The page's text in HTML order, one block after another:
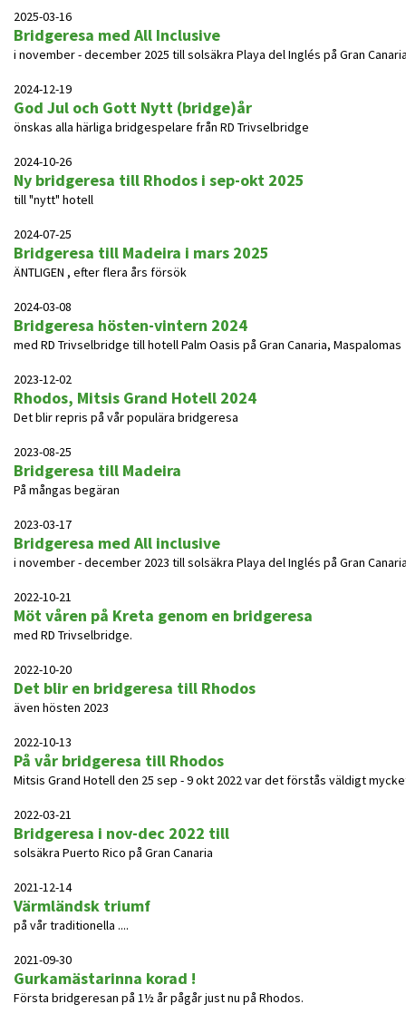
2025-03-16
Bridgeresa med All Inclusive
i november - december 2025 till solsäkra Playa del Inglés på Gran
2024-12-19
God Jul och Gott Nytt (bridge)år
önskas alla härliga bridgespelare från RD Trivselbridge
2024-10-26
Ny bridgeresa till Rhodos i sep-okt 2025
till "nytt" hotell
2024-07-25
Bridgeresa till Madeira i mars 2025
ÄNTLIGEN , efter flera års försök
2024-03-08
Bridgeresa hösten-vintern 2024
med RD Trivselbridge till hotell Palm Oasis på Gran Canaria, Maspalomas
2023-12-02
Rhodos, Mitsis Grand Hotell 2024
Det blir repris på vår populära bridgeresa
2023-08-25
Bridgeresa till Madeira
På mångas begäran
2023-03-17
Bridgeresa med All inclusive
i november - december 2023 till solsäkra Playa del Inglés på Gran
2022-10-21
Möt våren på Kreta genom en bridgeresa
med RD Trivselbridge.
2022-10-20
Det blir en bridgeresa till Rhodos
även hösten 2023
2022-10-13
På vår bridgeresa till Rhodos
Mitsis Grand Hotell den 25 sep - 9 okt 2022 var det förstås väldigt
2022-03-21
Bridgeresa i nov-dec 2022 till
solsäkra Puerto Rico på Gran Canaria
2021-12-14
Värmländsk triumf
på vår traditionella ....
2021-09-30
Gurkamästarinna korad !
Första bridgeresan på 1½ år pågår just nu på Rhodos.